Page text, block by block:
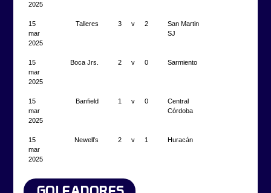
2025
15
mar
2025
Talleres 3 v 2
San Martin
SJ
15
mar
2025
Boca Jrs. 2 v 0 Sarmiento
15
mar
2025
Banfield 1 v 0
Central
Córdoba
15
mar
2025
Newell’s 2 v 1 Huracán